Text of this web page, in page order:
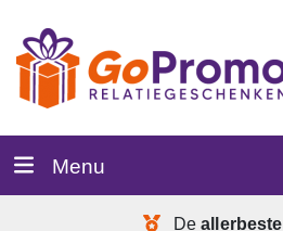
Menu
Deallerbeste